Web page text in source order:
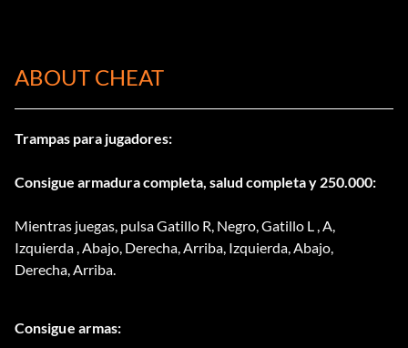
ABOUT CHEAT
Trampas para jugadores:
Consigue armadura completa, salud completa y 250.000:
Mientras juegas, pulsa Gatillo R, Negro, Gatillo L , A,
Izquierda , Abajo, Derecha, Arriba, Izquierda, Abajo,
Derecha, Arriba.
Consigue armas: